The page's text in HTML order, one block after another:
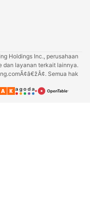
Holdings Inc., perusahaan
dan layanan terkait lainnya.
Semua hak